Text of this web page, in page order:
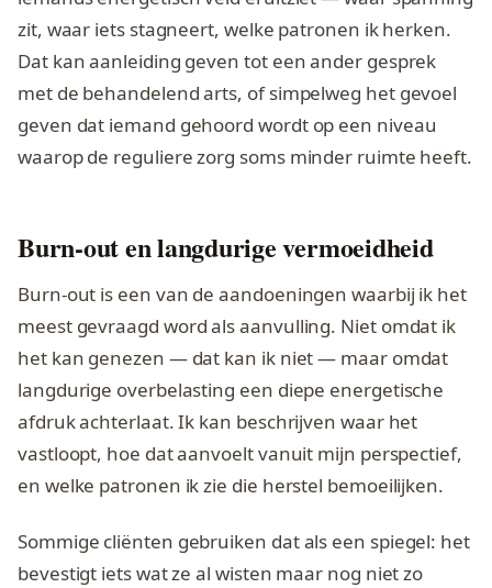
zit, waar iets stagneert, welke patronen ik herken.
Dat kan aanleiding geven tot een ander gesprek
met de behandelend arts, of simpelweg het gevoel
geven dat iemand gehoord wordt op een niveau
waarop de reguliere zorg soms minder ruimte heeft.
Burn-out en langdurige vermoeidheid
Burn-out is een van de aandoeningen waarbij ik het
meest gevraagd word als aanvulling. Niet omdat ik
het kan genezen — dat kan ik niet — maar omdat
langdurige overbelasting een diepe energetische
afdruk achterlaat. Ik kan beschrijven waar het
vastloopt, hoe dat aanvoelt vanuit mijn perspectief,
en welke patronen ik zie die herstel bemoeilijken.
Sommige cliënten gebruiken dat als een spiegel: het
bevestigt iets wat ze al wisten maar nog niet zo